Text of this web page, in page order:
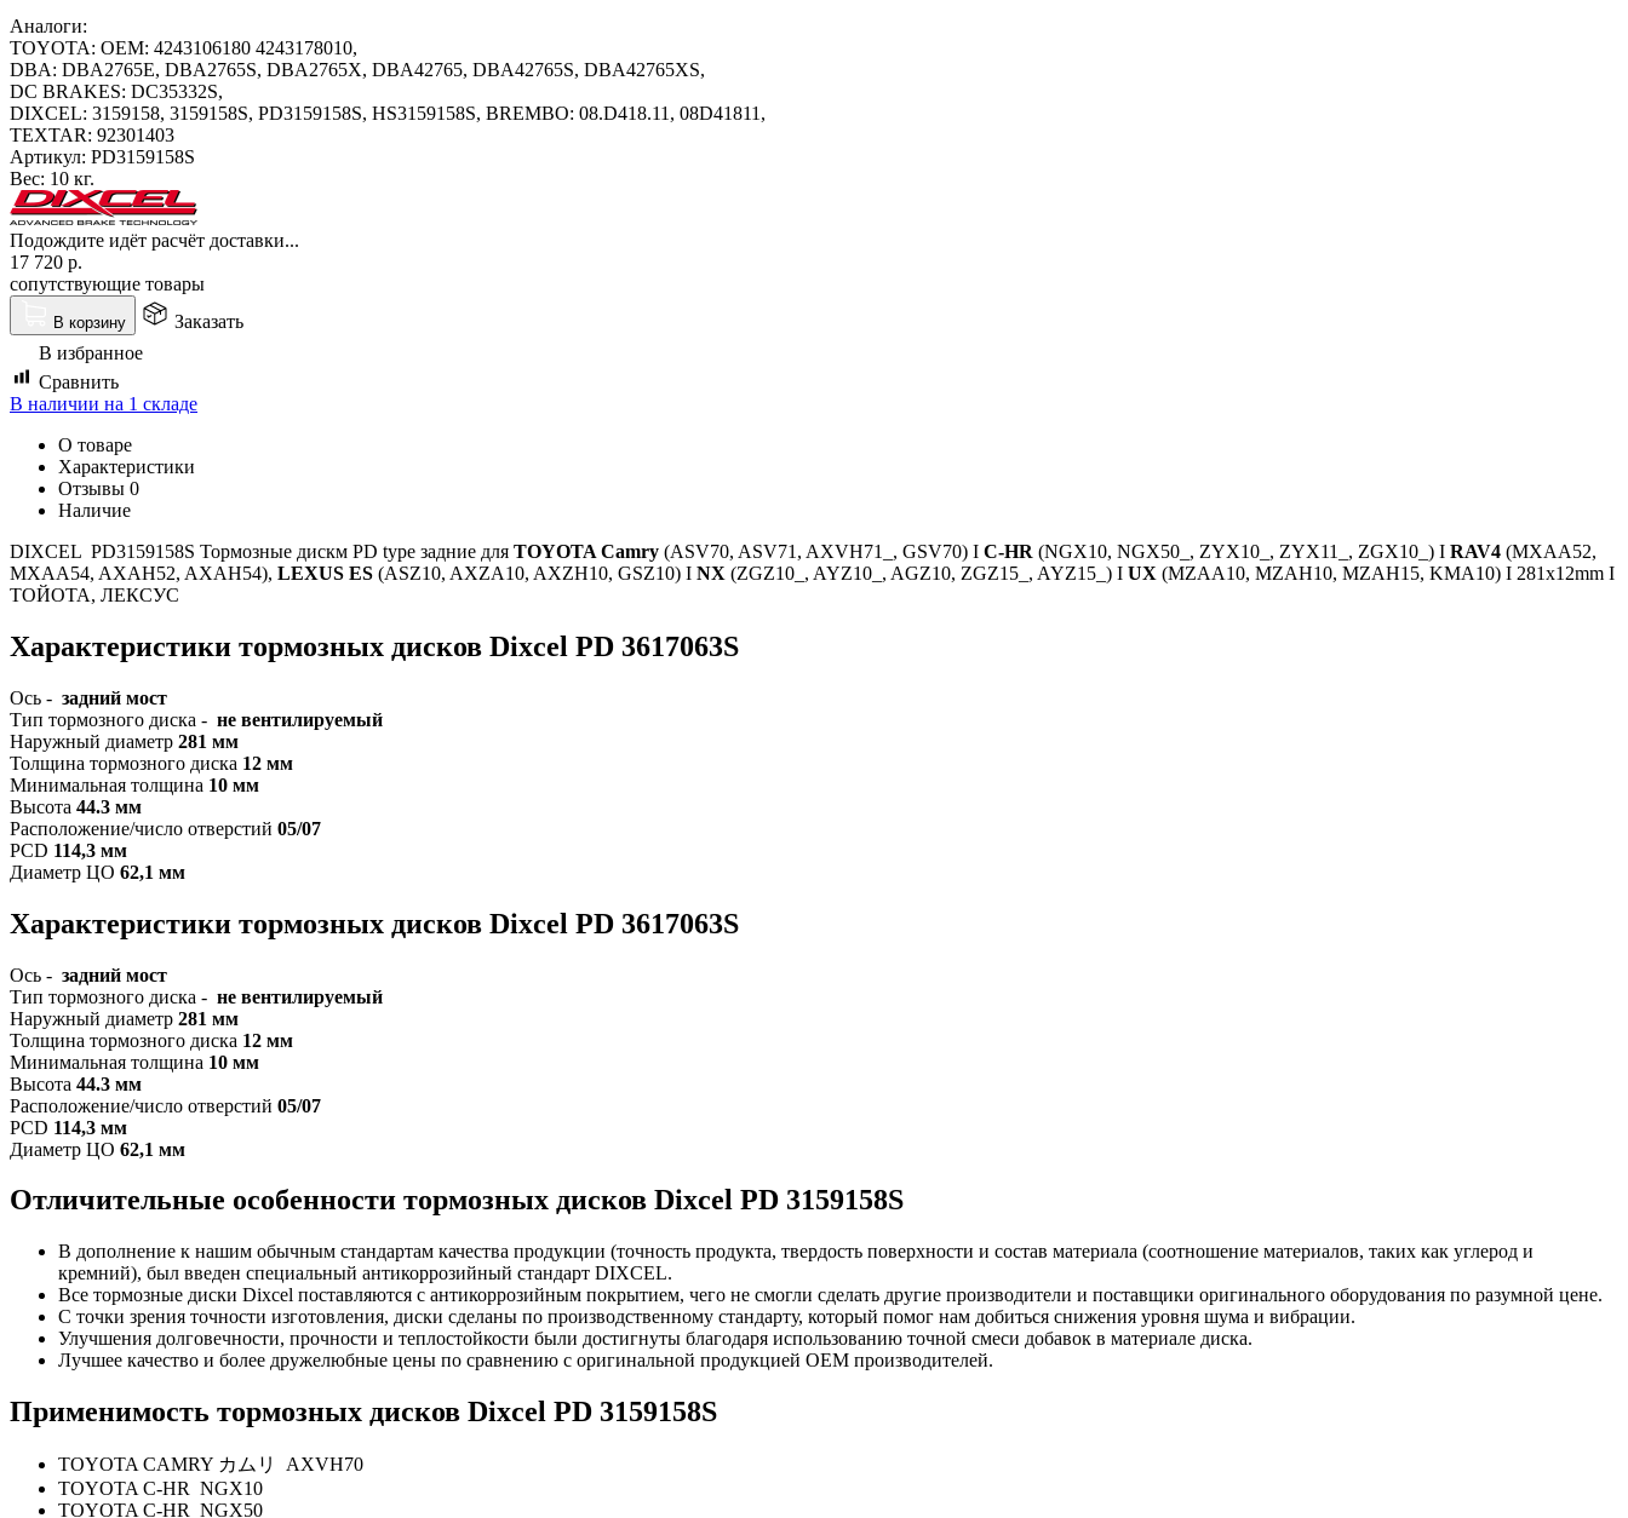
Аналоги:
TOYOTA: OEM: 4243106180 4243178010,
DBA: DBA2765E, DBA2765S, DBA2765X, DBA42765, DBA42765S, DBA42765XS,
DC BRAKES: DC35332S,
DIXCEL: 3159158, 3159158S, PD3159158S, HS3159158S, BREMBO: 08.D418.11, 08D41811,
TEXTAR: 92301403
Артикул: PD3159158S
Вес: 10 кг.
Подождите идёт расчёт доставки...
17 720 р.
сопутствующие товары
В корзину
Заказать
В избранное
Сравнить
В наличии на 1 складе
О товаре
Характеристики
Отзывы 0
Наличие
DIXCEL PD3159158S Тормозные дискм PD type задние для TOYOTA Camry (ASV70, ASV71, AXVH71_, GSV70) I C-HR (NGX10, NGX50_, ZYX10_, ZYX11_, ZGX10_) I RAV4 (MXAA52,
MXAA54, AXAH52, AXAH54), LEXUS ES (ASZ10, AXZA10, AXZH10, GSZ10) I NX (ZGZ10_, AYZ10_, AGZ10, ZGZ15_, AYZ15_) I UX (MZAA10, MZAH10, MZAH15, KMA10) I 281x12mm I
ТОЙОТА, ЛЕКСУС
Характеристики тормозных дисков Dixcel PD 3617063S
Ось - задний мост
Тип тормозного диска - не вентилируемый
Наружный диаметр 281 мм
Толщина тормозного диска 12 мм
Минимальная толщина 10 мм
Высота 44.3 мм
Расположение/число отверстий 05/07
PCD 114,3 мм
Диаметр ЦО 62,1 мм
Характеристики тормозных дисков Dixcel PD 3617063S
Ось - задний мост
Тип тормозного диска - не вентилируемый
Наружный диаметр 281 мм
Толщина тормозного диска 12 мм
Минимальная толщина 10 мм
Высота 44.3 мм
Расположение/число отверстий 05/07
PCD 114,3 мм
Диаметр ЦО 62,1 мм
Отличительные особенности тормозных дисков Dixcel PD 3159158S
В дополнение к нашим обычным стандартам качества продукции (точность продукта, твердость поверхности и состав материала (соотношение материалов, таких как углерод и
кремний), был введен специальный антикоррозийный стандарт DIXCEL.
Все тормозные диски Dixcel поставляются с антикоррозийным покрытием, чего не смогли сделать другие производители и поставщики оригинального оборудования по разумной цене.
С точки зрения точности изготовления, диски сделаны по производственному стандарту, который помог нам добиться снижения уровня шума и вибрации.
Улучшения долговечности, прочности и теплостойкости были достигнуты благодаря использованию точной смеси добавок в материале диска.
Лучшее качество и более дружелюбные цены по сравнению c оригинальной продукцией OEM производителей.
Применимость тормозных дисков Dixcel PD 3159158S
TOYOTA CAMRY カムリ AXVH70
TOYOTA C-HR NGX10
TOYOTA C-HR NGX50